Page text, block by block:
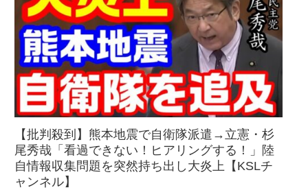
【批判殺到】熊本地震で自衛隊派遣→立憲・杉
尾秀哉「看過できない！ヒアリングする！」陸
自情報収集問題を突然持ち出し大炎上【KSLチ
ャンネル】